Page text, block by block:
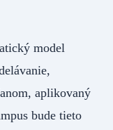
model
aplikovaný
bude tieto